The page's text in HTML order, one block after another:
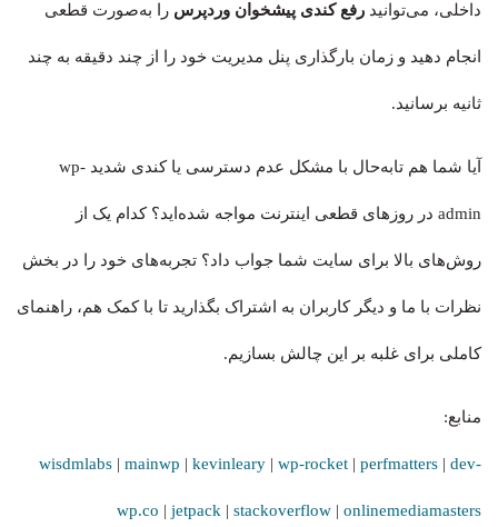
داخلی، می‌توانید رفع کندی پیشخوان وردپرس را به‌صورت قطعی
انجام دهید و زمان بارگذاری پنل مدیریت خود را از چند دقیقه به چند
ثانیه برسانید.
آیا شما هم تابه‌حال با مشکل عدم دسترسی یا کندی شدید wp-
admin در روزهای قطعی اینترنت مواجه شده‌اید؟ کدام یک از
روش‌های بالا برای سایت شما جواب داد؟ تجربه‌های خود را در بخش
نظرات با ما و دیگر کاربران به اشتراک بگذارید تا با کمک هم، راهنمای
کاملی برای غلبه بر این چالش بسازیم.
منابع:
wisdmlabs | mainwp | kevinleary | wp-rocket | perfmatters | dev-
wp.co | jetpack | stackoverflow | onlinemediamasters